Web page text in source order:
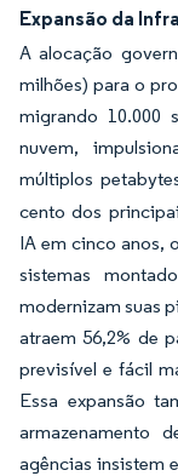
Expansão da
A alocação
milhões) para o
migrando 10.000
nuvem,
múltiplos
cento dos
IA em cinco anos,
sistemas
modernizam suas
atraem 56,2% de
previsível e fácil
Essa expansão
armazenamento
agências insistem